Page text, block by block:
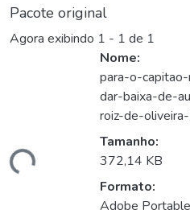
Pacote original
Agora exibindo 1 - 1 de 1
Nome:
para-o-
dar-baixa-de-
roiz-de-
Tamanho:
372,14 KB
Formato:
Adobe